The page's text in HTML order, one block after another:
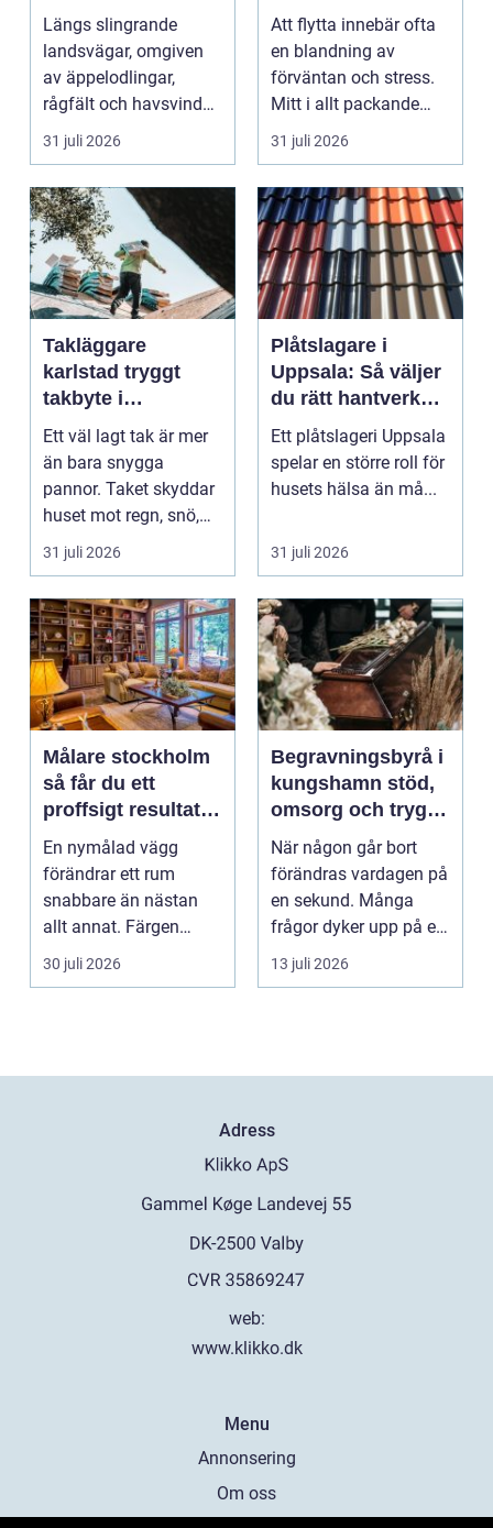
möter kreativt
hantverk
Längs slingrande
landsvägar, omgiven
av äppelodlingar,
rågfält och havsvindar,
har
blomsterhantverke...
31 juli 2026
Att flytta innebär ofta
en blandning av
förväntan och stress.
Mitt i allt packande
och planerande dy...
31 juli 2026
Takläggare
karlstad tryggt
takbyte i
värmländskt klimat
Ett väl lagt tak är mer
än bara snygga
pannor. Taket skyddar
huset mot regn, snö,
blåst och stark vå...
31 juli 2026
Plåtslagare i
Uppsala: Så väljer
du rätt hantverkare
för tak och fasad
Ett plåtslageri Uppsala
spelar en större roll för
husets hälsa än må...
31 juli 2026
Målare stockholm
så får du ett
proffsigt resultat
hemma
En nymålad vägg
förändrar ett rum
snabbare än nästan
allt annat. Färgen
påverkar hur vi
upplever lju...
30 juli 2026
Begravningsbyrå i
kungshamn stöd,
omsorg och trygg
vägledning
När någon går bort
förändras vardagen på
en sekund. Många
frågor dyker upp på en
gång: Vad händer nu...
13 juli 2026
Adress
web:
www.klikko.dk
Menu
Annonsering
Om oss